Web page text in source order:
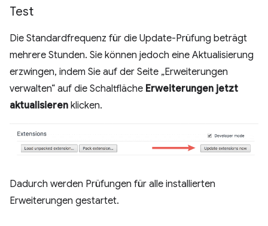
Test
Die Standardfrequenz für die Update-Prüfung beträgt
mehrere Stunden. Sie können jedoch eine Aktualisierung
erzwingen, indem Sie auf der Seite „Erweiterungen
verwalten“ auf die Schaltfläche Erweiterungen jetzt
aktualisieren klicken.
Dadurch werden Prüfungen für alle installierten
Erweiterungen gestartet.